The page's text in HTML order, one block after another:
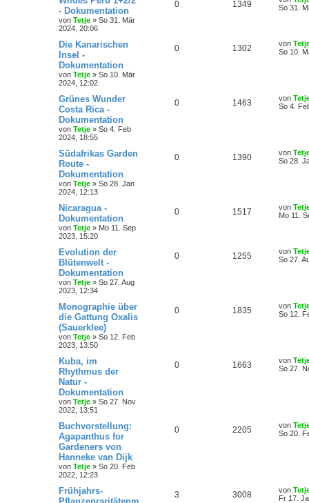
- Dokumentation
von Tetje » So 31. Mär
2024, 20:06
0 1349
So 31.
Die Kanarischen
Insel -
Dokumentation
von Tetje » So 10. Mär
2024, 12:02
0 1302 von
So 10.
Grünes Wunder
Costa Rica -
Dokumentation
von Tetje » So 4. Feb
2024, 18:55
0 1463 von
So 4.
Südafrikas Garden
Route -
Dokumentation
von Tetje » So 28. Jan
2024, 12:13
0 1390 von
So 28.
Nicaragua -
Dokumentation
von Tetje » Mo 11. Sep
2023, 15:20
0 1517 von
Mo 11.
Evolution der
Blütenwelt -
Dokumentation
von Tetje » So 27. Aug
2023, 12:34
0 1255 von
So 27.
Monographie über
die Gattung Oxalis
(Sauerklee)
von Tetje » So 12. Feb
2023, 13:50
0 1835 von
So 12.
Kuba, im
Rhythmus der
Natur -
Dokumentation
von Tetje » So 27. Nov
2022, 13:51
0 1663 von
So 27.
Buchvorstellung:
Agapanthus for
Gardeners von
Hanneke van Dijk
von Tetje » So 20. Feb
2022, 12:23
0 2205 von
So 20.
Frühjahrs-
3 3008 von
Fr 17.